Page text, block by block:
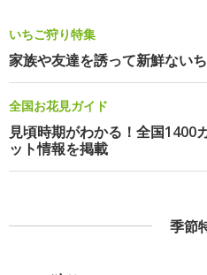
いちご狩り特集
家族や友達を誘って新鮮ない
全国お花見ガイド
見頃時期がわかる！全国1400
ット情報を掲載
季節